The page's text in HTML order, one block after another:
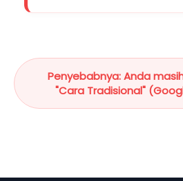
Penyebabnya: Anda
"Cara Tradisional"